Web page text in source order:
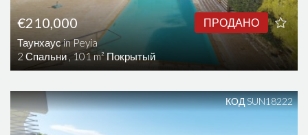
ПРОДАНО
€210,000
Таунхаус in Peyia
2 Спальни , 101 m² Покрытый
КОД SUN18222